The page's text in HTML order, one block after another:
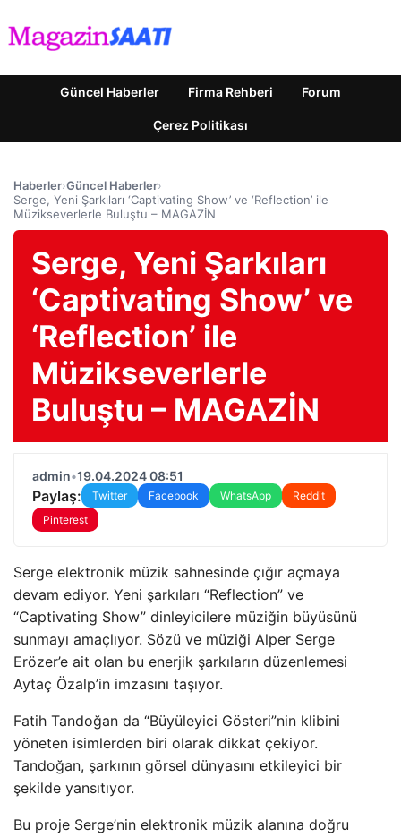
Güncel Haberler Firma Rehberi Forum
Çerez Politikası
Haberler›Güncel Haberler›
Serge, Yeni Şarkıları ‘Captivating Show’ ve ‘Reflection’ ile
Müzikseverlerle Buluştu – MAGAZİN
Serge, Yeni Şarkıları
‘Captivating Show’ ve
‘Reflection’ ile
Müzikseverlerle
Buluştu – MAGAZİN
admin•19.04.2024 08:51
Paylaş: Twitter Facebook WhatsApp
Reddit
Pinterest
Serge elektronik müzik sahnesinde çığır açmaya
devam ediyor. Yeni şarkıları “Reflection” ve
“Captivating Show” dinleyicilere müziğin büyüsünü
sunmayı amaçlıyor. Sözü ve müziği Alper Serge
Erözer’e ait olan bu enerjik şarkıların düzenlemesi
Aytaç Özalp’in imzasını taşıyor.
Fatih Tandoğan da “Büyüleyici Gösteri”nin klibini
yöneten isimlerden biri olarak dikkat çekiyor.
Tandoğan, şarkının görsel dünyasını etkileyici bir
şekilde yansıtıyor.
Bu proje Serge’nin elektronik müzik alanına doğru